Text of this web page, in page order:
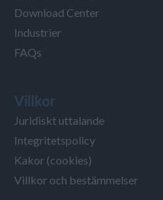
Download Center
Industrier
FAQs
Villkor
Juridiskt uttalande
Integritetspolicy
Kakor (cookies)
Villkor och bestämmelser